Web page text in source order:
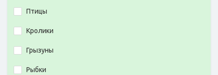
Птицы
Кролики
Грызуны
Рыбки